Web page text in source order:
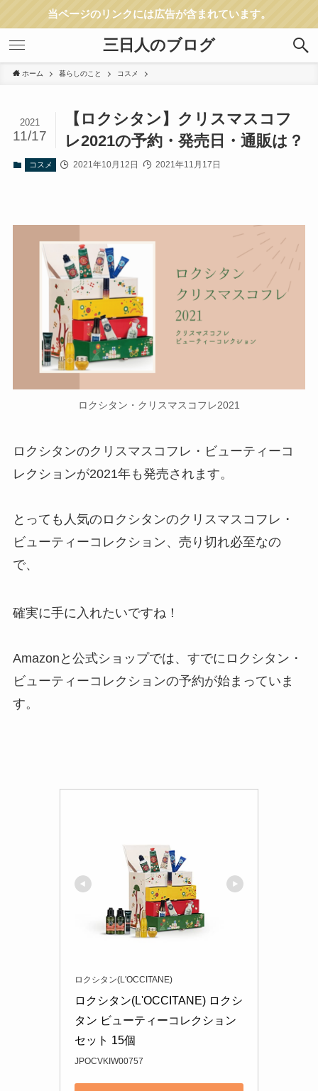
当ページのリンクには広告が含まれています。
三日人のブログ
ホーム 暮らしのこと コスメ
【ロクシタン】クリスマスコフ
レ2021の予約・発売日・通販は？
2021
11/17
コスメ 2021年10月12日 2021年11月17日
ロクシタン・クリスマスコフレ2021
ロクシタンのクリスマスコフレ・ビューティーコ
レクションが2021年も発売されます。
とっても人気のロクシタンのクリスマスコフレ・
ビューティーコレクション、売り切れ必至なの
で、
確実に手に入れたいですね！
Amazonと公式ショップでは、すでにロクシタン・
ビューティーコレクションの予約が始まっていま
す。
ロクシタン(L'OCCITANE)
ロクシタン(L'OCCITANE) ロクシ
タン ビューティーコレクション
セット 15個
JPOCVKIW00757